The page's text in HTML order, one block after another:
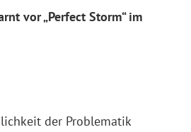
vor „Perfect Storm“ im
der Problematik